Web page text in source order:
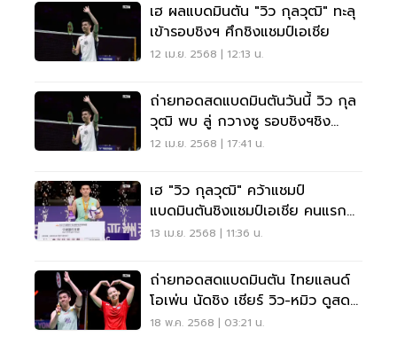
เฮ ผลแบดมินตัน "วิว กุลวุฒิ" ทะลุ
เข้ารอบชิงฯ ศึกชิงแชมป์เอเชีย
12 เม.ย. 2568 | 12:13 น.
ถ่ายทอดสดแบดมินตันวันนี้ วิว กุล
วุฒิ พบ ลู่ กวางซู รอบชิงฯชิง
แชมป์เอเชีย
12 เม.ย. 2568 | 17:41 น.
เฮ "วิว กุลวุฒิ" คว้าแชมป์
แบดมินตันชิงแชมป์เอเชีย คนแรก
ของไทย
13 เม.ย. 2568 | 11:36 น.
ถ่ายทอดสดแบดมินตัน ไทยแลนด์
โอเพ่น นัดชิง เชียร์ วิว-หมิว ดูสด
เช็กเลย
18 พ.ค. 2568 | 03:21 น.